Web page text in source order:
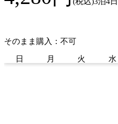
そのまま購入：不可
日 月 火 水